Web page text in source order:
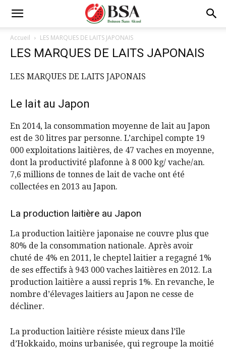
Accueil LES MARQUES DE LAITS JAPONAIS
LES MARQUES DE LAITS JAPONAIS
LES MARQUES DE LAITS JAPONAIS
Le lait au Japon
En 2014, la consommation moyenne de lait au Japon
est de 30 litres par personne. L’archipel compte 19
000 exploitations laitières, de 47 vaches en moyenne,
dont la productivité plafonne à 8 000 kg/ vache/an.
7,6 millions de tonnes de lait de vache ont été
collectées en 2013 au Japon.
La production laitière au Japon
La production laitière japonaise ne couvre plus que
80% de la consommation nationale. Après avoir
chuté de 4% en 2011, le cheptel laitier a regagné 1%
de ses effectifs à 943 000 vaches laitières en 2012. La
production laitière a aussi repris 1%. En revanche, le
nombre d’élevages laitiers au Japon ne cesse de
décliner.
La production laitière résiste mieux dans l’île
d’Hokkaido, moins urbanisée, qui regroupe la moitié